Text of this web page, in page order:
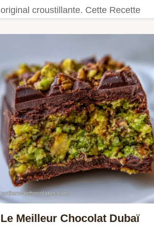
original croustillante. Cette Recette
Le Meilleur Chocolat Dubaï